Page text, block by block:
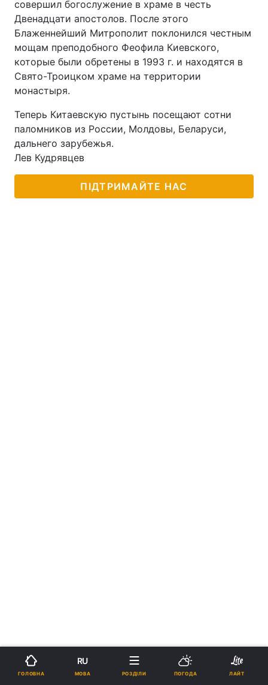
совершил богослужение в храме в честь
Двенадцати апостолов. После этого
Блаженнейший Митрополит поклонился честным
мощам преподобного Феофила Киевского,
которые были обретены в 1993 г. и находятся в
Свято-Троицком храме на территории
монастыря.
Теперь Китаевскую пустынь посещают сотни
паломников из России, Молдовы, Беларуси,
дальнего зарубежья.
Лев Кудрявцев
ПІДТРИМАЙТЕ НАС
ГОЛОВНА
RU
МОВА РОЗДІЛИ ПОГОДА ЛАЙТ